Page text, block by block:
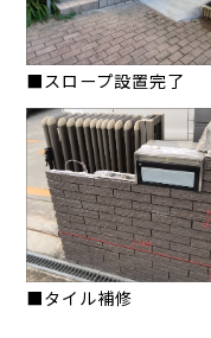
■スロープ設置完了
■タイル補修